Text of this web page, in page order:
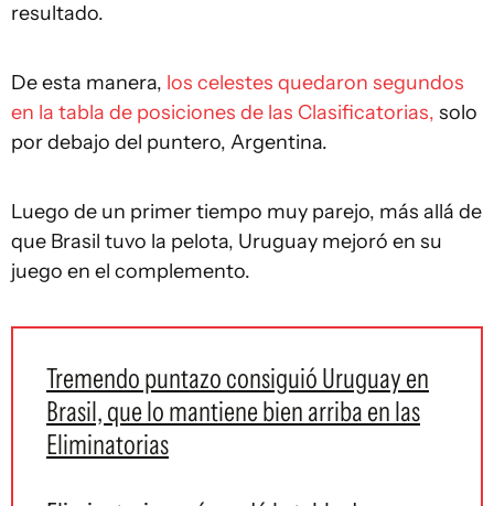
resultado.
De esta manera, los celestes quedaron segundos
en la tabla de posiciones de las Clasificatorias, solo
por debajo del puntero, Argentina.
Luego de un primer tiempo muy parejo, más allá de
que Brasil tuvo la pelota, Uruguay mejoró en su
juego en el complemento.
Tremendo puntazo consiguió Uruguay en
Brasil, que lo mantiene bien arriba en las
Eliminatorias